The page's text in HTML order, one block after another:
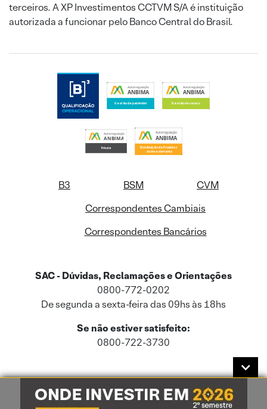
terceiros. A XP Investimentos CCTVM S/A é instituição
autorizada a funcionar pelo Banco Central do Brasil.
B3 BSM
CVM
Correspondentes Cambiais
Correspondentes Bancários
SAC - Dúvidas, Reclamações e Orientações
0800-772-0202
De segunda a sexta-feira das 09hs às 18hs
Se não estiver satisfeito:
0800-722-3730
Este site usa cookies e dados pessoais de acordo com a nossaPolítica de
Cookies
e a nossaPolítica de Privacidade.